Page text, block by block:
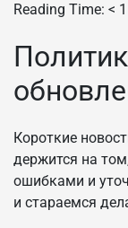
Reading Time: < 1
Короткие
держится на
ошибками и
и стараемся